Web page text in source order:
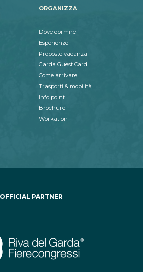
ORGANIZZA
Dove dormire
Esperienze
Proposte vacanza
Garda Guest Card
Come arrivare
Trasporti & mobilità
Info point
Brochure
Workation
OFFICIAL PARTNER